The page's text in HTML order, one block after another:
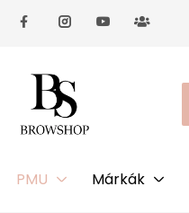
PMU Márkák